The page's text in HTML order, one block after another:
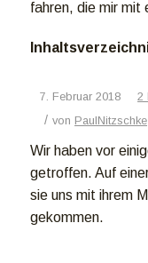
fahren, die mir mit
7. Februar 2018 2
/ von PaulNitzschke
Wir haben vor
getroffen. Auf
sie uns mit ihrem
gekommen.